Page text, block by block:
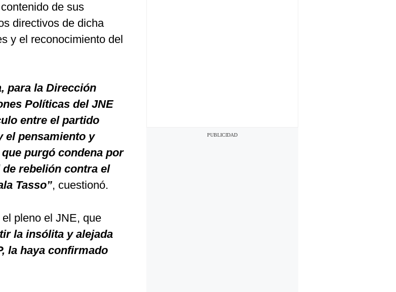
de sus
directivos de dicha
y el reconocimiento del
para la Dirección
Políticas del JNE
entre el partido
el pensamiento y
purgó condena por
rebelión contra el
Tasso”, cuestionó.
pleno el JNE, que
la insólita y alejada
la haya confirmado